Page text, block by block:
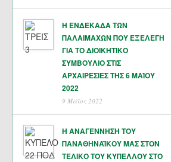
Η ΕΝΔΕΚΑΔΑ ΤΩΝ
ΠΑΛΑΙΜΑΧΩΝ ΠΟΥ ΕΞΕΛΕΓΗ
ΓΙΑ ΤΟ ΔΙΟΙΚΗΤΙΚΟ
ΣΥΜΒΟΥΛΙΟ ΣΤΙΣ
ΑΡΧΑΙΡΕΣΙΕΣ ΤΗΣ 6 ΜΑΊΟΥ
2022
9 Μάϊος 2022
Η ΑΝΑΓΕΝΝΗΣΗ ΤΟΥ
ΠΑΝΑΘΗΝΑΪΚΟΥ ΜΑΣ ΣΤΟΝ
ΤΕΛΙΚΟ ΤΟΥ ΚΥΠΕΛΛΟΥ ΣΤΟ